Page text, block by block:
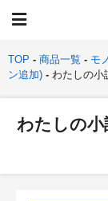
TOP 商品一覧 モ
ン追加)
わたしの小
わたしの小